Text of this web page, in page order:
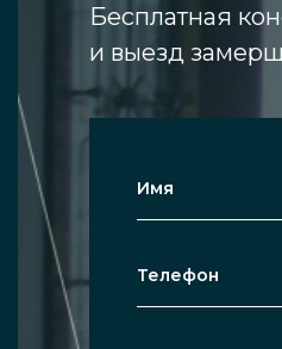
Бесплатная
и выезд